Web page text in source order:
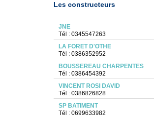
Les constructeurs
JNE
Tél : 0345547263
LA FORET D'OTHE
Tél : 0386352952
BOUSSEREAU CHARPENTES
Tél : 0386454392
VINCENT ROSI DAVID
Tél : 0386826828
SP BATIMENT
Tél : 0699633982